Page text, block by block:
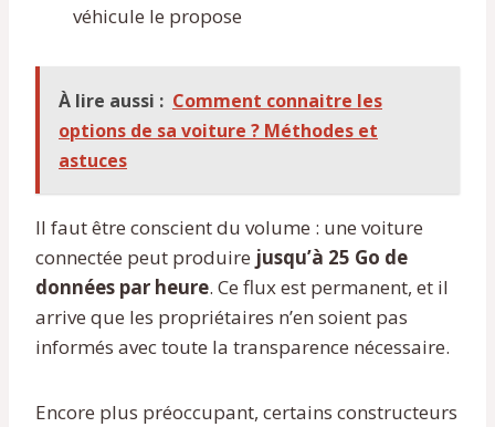
véhicule le propose
À lire aussi : Comment connaitre les
options de sa voiture ? Méthodes et
astuces
Il faut être conscient du volume : une voiture
connectée peut produire jusqu’à 25 Go de
données par heure. Ce flux est permanent, et il
arrive que les propriétaires n’en soient pas
informés avec toute la transparence nécessaire.
Encore plus préoccupant, certains constructeurs